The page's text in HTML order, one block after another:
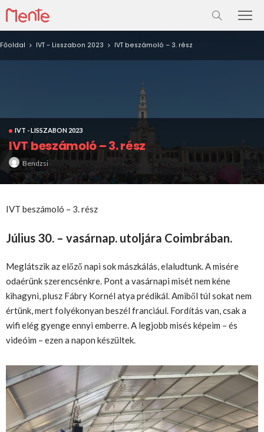
Főoldal IVT - Lisszabon 2023 IVT beszámoló – 3. rész
IVT - LISSZABON 2023
IVT beszámoló – 3. rész
Bendzsi
IVT beszámoló – 3. rész
Július 30. – vasárnap. utoljára Coimbrában.
Meglátszik az előző napi sok mászkálás, elaludtunk. A misére
odaérünk szerencsénkre. Pont a vasárnapi misét nem kéne
kihagyni, plusz Fábry Kornél atya prédikál. Amiből túl sokat nem
értünk, mert folyékonyan beszél franciául. Fordítás van, csak a
wifi elég gyenge ennyi emberre. A legjobb misés képeim – és
videóim – ezen a napon készültek.